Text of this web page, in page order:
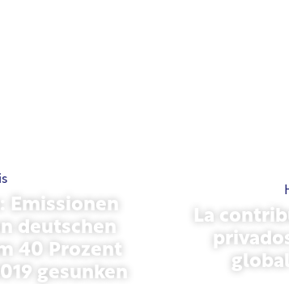
Emissionen
deutschen
40 Prozent
gesunken
La